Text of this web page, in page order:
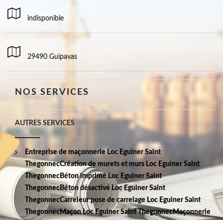
indisponible
29490 Guipavas
NOS SERVICES
AUTRES SERVICES
Entreprise de maçonnerie Loc Eguiner Saint
ThegonnecCréation de murets et murs Loc Eguiner Saint
Thegonnec Béton imprimé Loc Eguiner Saint
ThegonnecBéton désactivé Loc Eguiner Saint
ThegonnecCarreleur pose de carrelage Loc Eguiner Saint
ThegonnecMaçon Loc Eguiner Saint ThegonnecMaçonnerie